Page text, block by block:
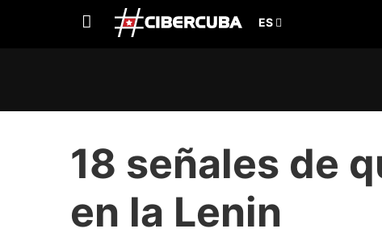
18 señales de
en la Lenin